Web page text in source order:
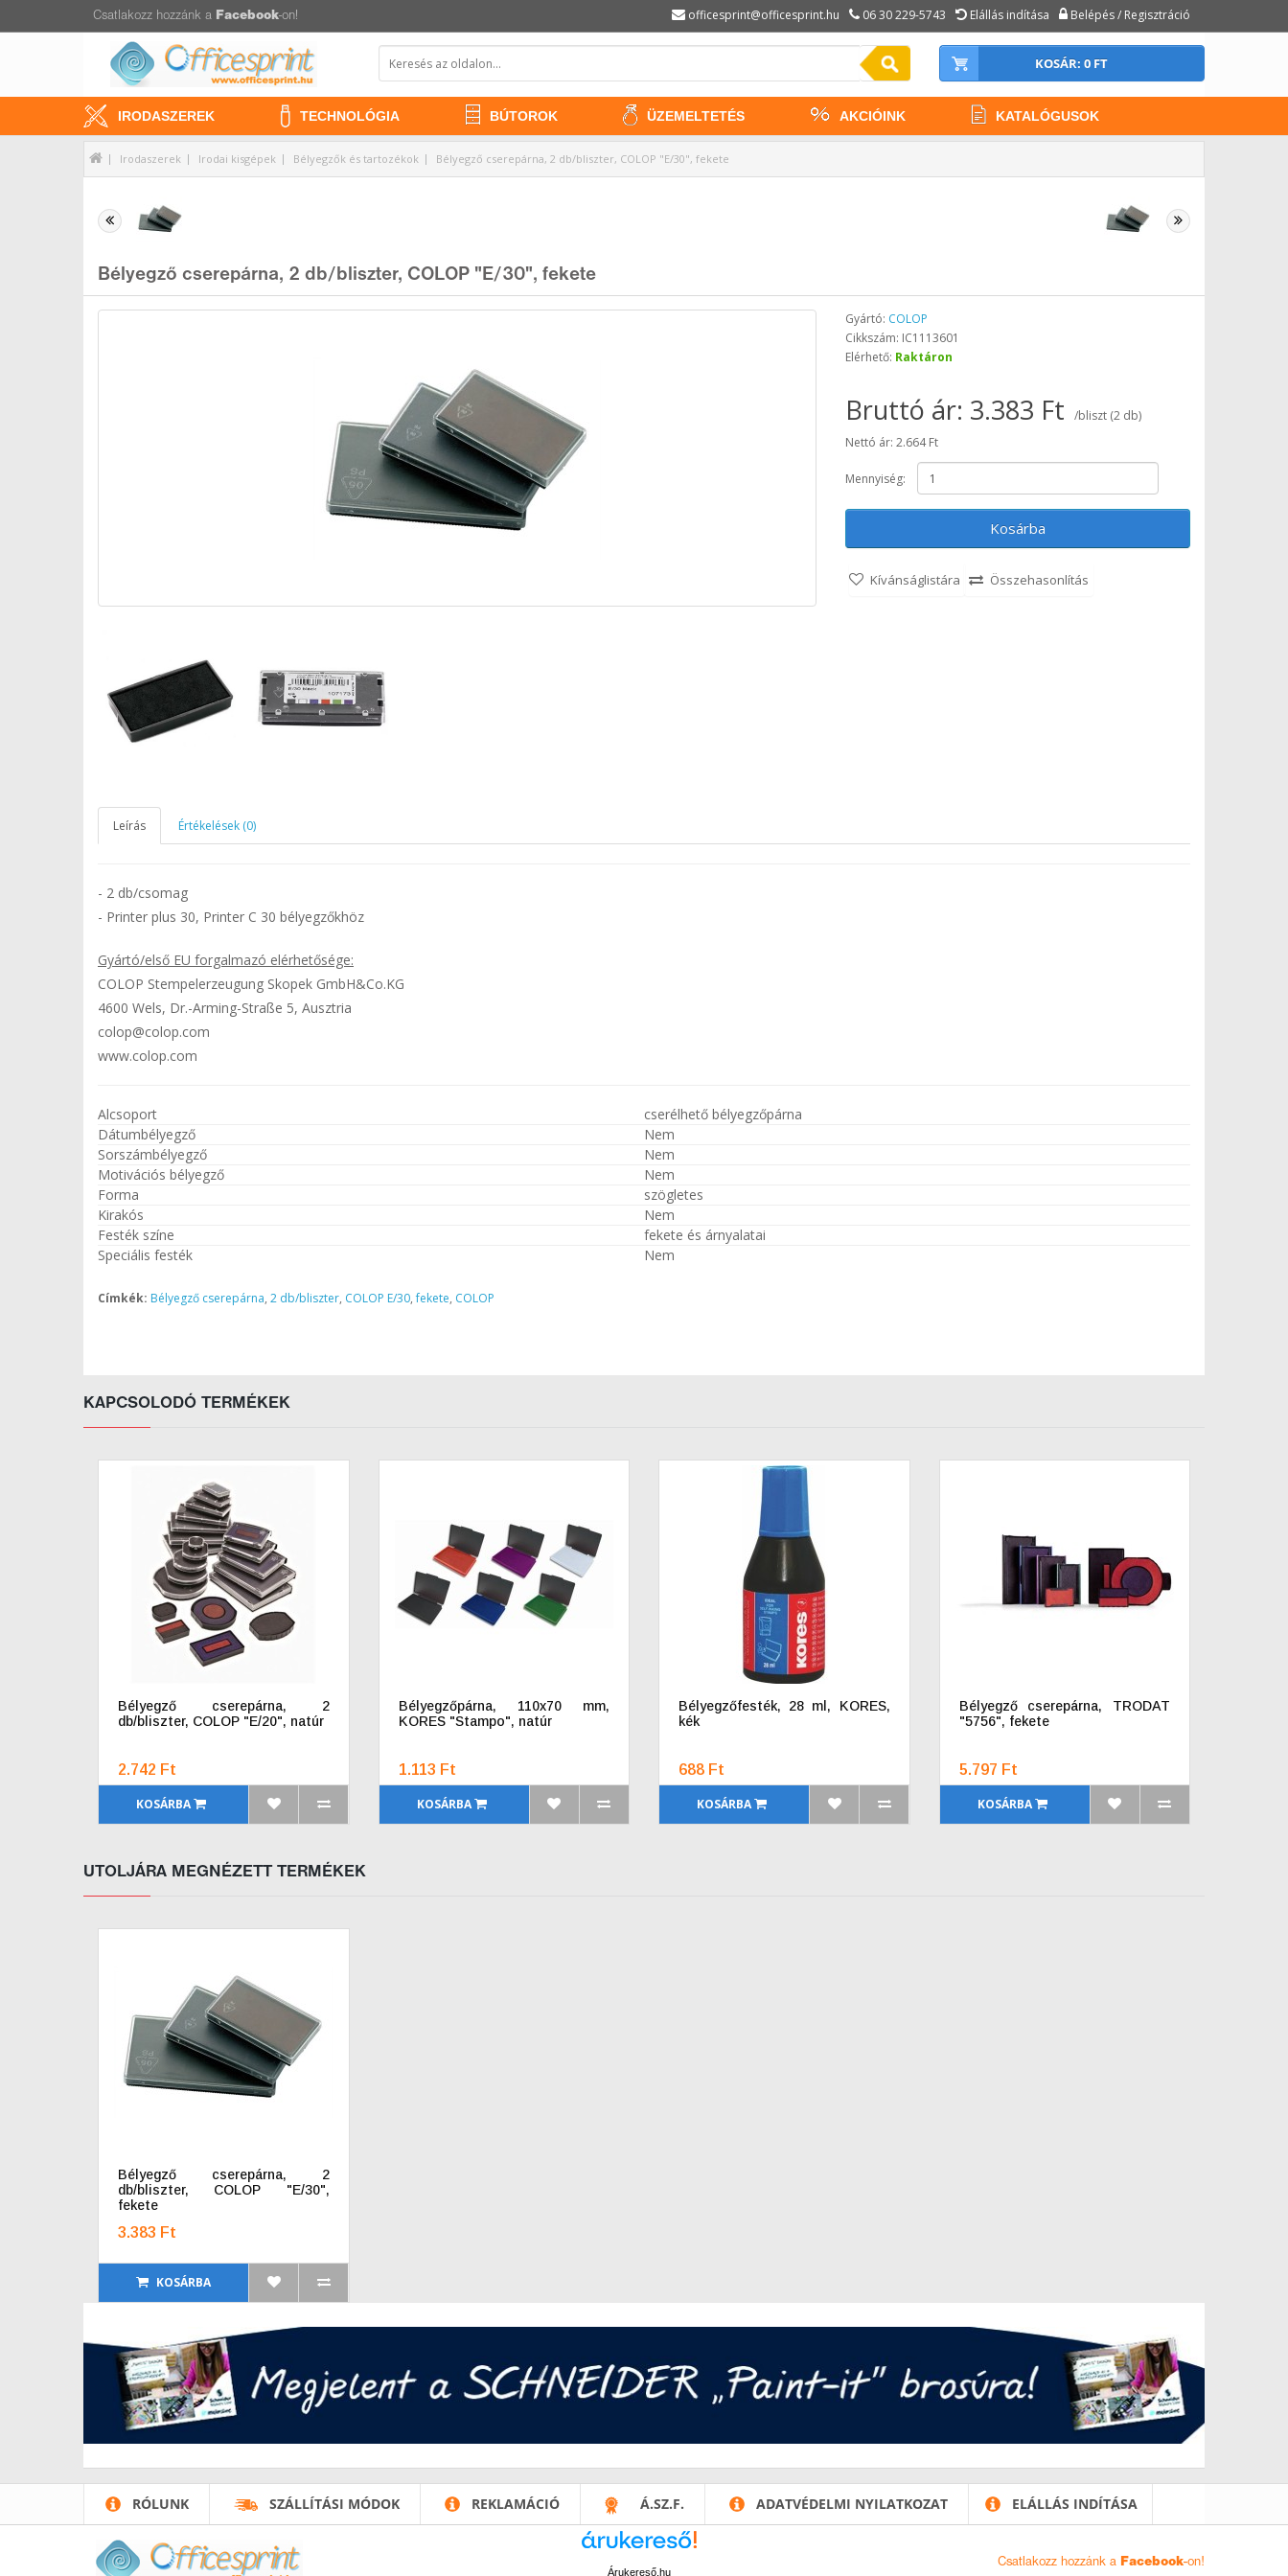
Csatlakozz hozzánk a Facebook-on! officesprint@officesprint.hu 06 30 229-5743 Elállás indítása Belépés / Regisztráció
KOSÁR: 0 FT
IRODASZEREK TECHNOLÓGIA BÚTOROK ÜZEMELTETÉS AKCIÓINK KATALÓGUSOK
Irodaszerek Irodai kisgépek Bélyegzők és tartozékok Bélyegző cserepárna, 2 db/bliszter, COLOP "E/30", fekete
Bélyegző cserepárna, 2 db/bliszter, COLOP "E/30", fekete
Gyártó: COLOP
Cikkszám: IC1113601
Elérhető: Raktáron
Bruttó ár: 3.383 Ft
/bliszt (2 db)
Nettó ár: 2.664 Ft
Mennyiség:
Kosárba
Kívánságlistára Összehasonlítás
Leírás Értékelések (0)
- 2 db/csomag
- Printer plus 30, Printer C 30 bélyegzőkhöz
Gyártó/első EU forgalmazó elérhetősége:
COLOP Stempelerzeugung Skopek GmbH&Co.KG
4600 Wels, Dr.-Arming-Straße 5, Ausztria
colop@colop.com
www.colop.com
Alcsoport
cserélhető bélyegzőpárna
Dátumbélyegző
Nem
Sorszámbélyegző
Nem
Motivációs bélyegző
Nem
Forma
szögletes
Kirakós
Nem
Festék színe
fekete és árnyalatai
Speciális festék
Nem
Címkék: Bélyegző cserepárna, 2 db/bliszter, COLOP E/30,fekete, COLOP
KAPCSOLODÓ TERMÉKEK
Bélyegző cserepárna, 2
db/bliszter, COLOP "E/20", natúr
2.742 Ft
KOSÁRBA
Bélyegzőpárna, 110x70 mm,
KORES "Stampo", natúr
1.113 Ft
KOSÁRBA
Bélyegzőfesték, 28 ml, KORES,
kék
688 Ft
KOSÁRBA
Bélyegző cserepárna, TRODAT
"5756", fekete
5.797 Ft
KOSÁRBA
UTOLJÁRA MEGNÉZETT TERMÉKEK
Bélyegző cserepárna, 2
db/bliszter, COLOP "E/30",
fekete
3.383 Ft
KOSÁRBA
RÓLUNK SZÁLLÍTÁSI MÓDOK REKLAMÁCIÓ Á.SZ.F. ADATVÉDELMI NYILATKOZAT ELÁLLÁS INDÍTÁSA
Árukereső.hu
Csatlakozz hozzánk a Facebook-on!